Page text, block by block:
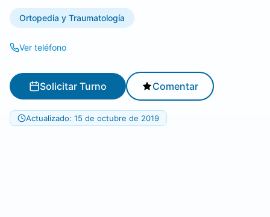
Ortopedia y Traumatología
Ver teléfono
Solicitar Turno Comentar
Actualizado: 15 de octubre de 2019